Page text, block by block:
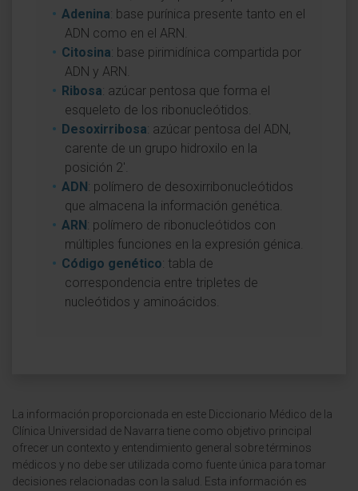
Adenina: base purínica presente tanto en el
ADN como en el ARN.
Citosina: base pirimidínica compartida por
ADN y ARN.
Ribosa: azúcar pentosa que forma el
esqueleto de los ribonucleótidos.
Desoxirribosa: azúcar pentosa del ADN,
carente de un grupo hidroxilo en la
posición 2'.
ADN: polímero de desoxirribonucleótidos
que almacena la información genética.
ARN: polímero de ribonucleótidos con
múltiples funciones en la expresión génica.
Código genético: tabla de
correspondencia entre tripletes de
nucleótidos y aminoácidos.
La información proporcionada en este Diccionario Médico de la
Clínica Universidad de Navarra tiene como objetivo principal
ofrecer un contexto y entendimiento general sobre términos
médicos y no debe ser utilizada como fuente única para tomar
decisiones relacionadas con la salud. Esta información es